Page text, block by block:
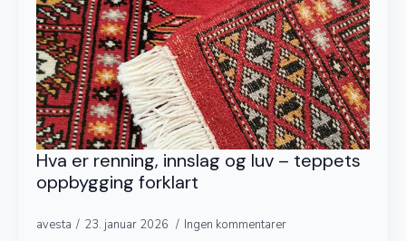
Hva er renning, innslag og luv – teppets
oppbygging forklart
avesta 23. januar 2026 Ingen kommentarer